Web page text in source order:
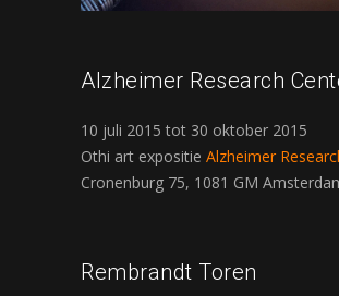
Alzheimer Research
10 juli 2015 tot 30 oktober 2015
Othi art expositie Alzheimer
Cronenburg 75, 1081 GM
Rembrandt Toren